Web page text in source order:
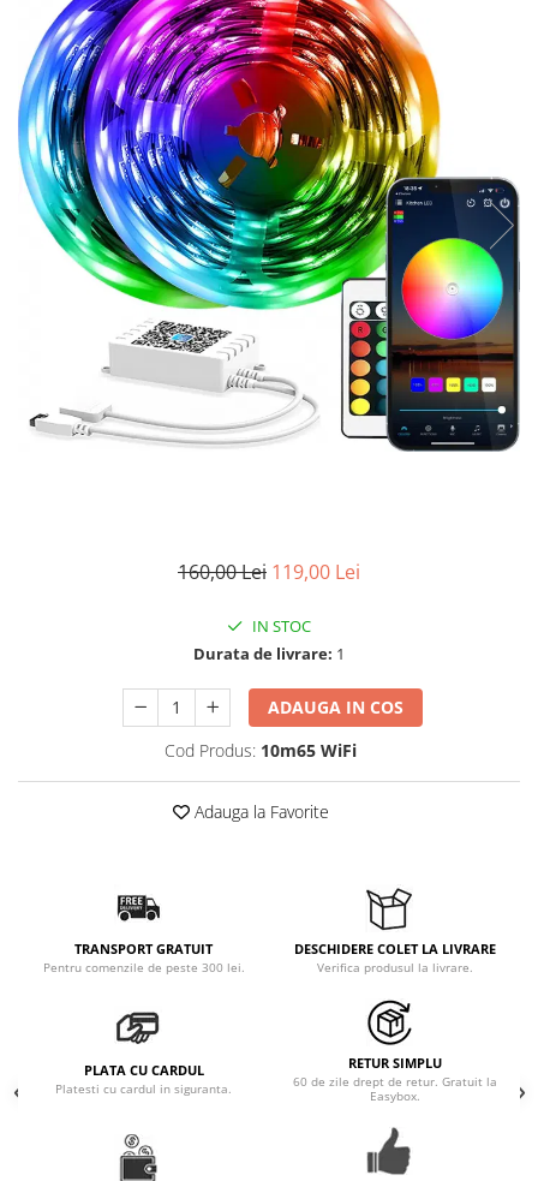
160,00 Lei 119,00 Lei
IN STOC
Durata de livrare: 1
ADAUGA IN COS
Cod Produs: 10m65 WiFi
Adauga la Favorite
TRANSPORT GRATUIT
Pentru comenzile de peste 300 lei.
DESCHIDERE COLET LA LIVRARE
Verifica produsul la livrare.
PLATA CU CARDUL
Platesti cu cardul in siguranta.
RETUR SIMPLU
60 de zile drept de retur. Gratuit la
Easybox.